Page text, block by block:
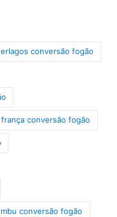
conversão fogão
frança conversão fogão
conversão fogão